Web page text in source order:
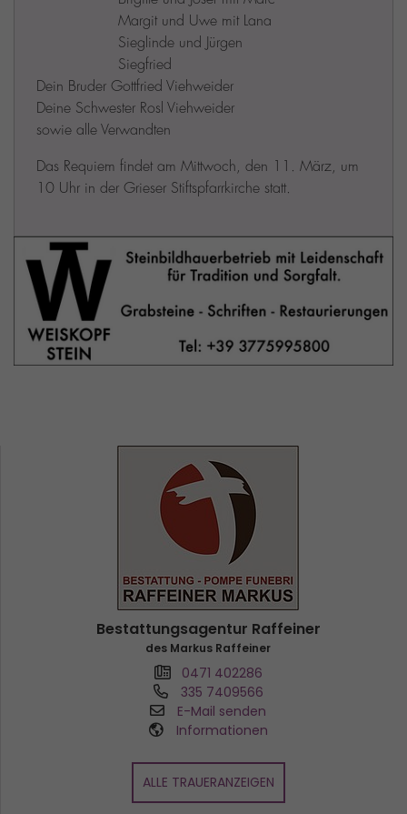
Margit und Uwe mit Lana
Sieglinde und Jürgen
Siegfried
Dein Bruder Gottfried Viehweider
Deine Schwester Rosl Viehweider
sowie alle Verwandten
Das Requiem findet am Mittwoch, den 11. März, um
10 Uhr in der Grieser Stiftspfarrkirche statt.
Bestattungsagentur Raffeiner
des Markus Raffeiner
0471 402286
335 7409566
E-Mail senden
Informationen
ALLE TRAUERANZEIGEN